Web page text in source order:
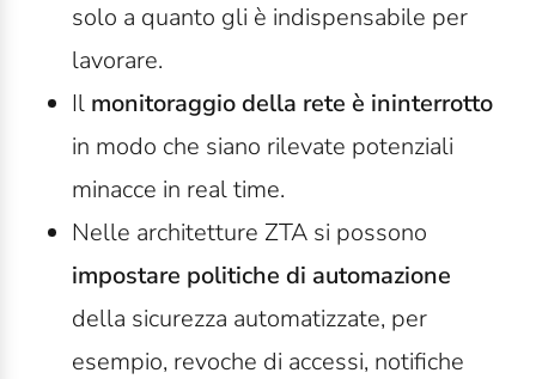
solo a quanto gli è indispensabile per
lavorare.
Il monitoraggio della rete è ininterrotto
in modo che siano rilevate potenziali
minacce in real time.
Nelle architetture ZTA si possono
impostare politiche di automazione
della sicurezza automatizzate, per
esempio, revoche di accessi, notifiche